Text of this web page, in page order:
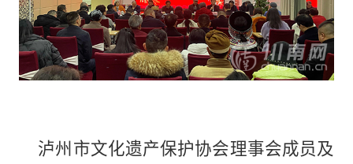
泸州市文化遗产保护协会理事会成员及